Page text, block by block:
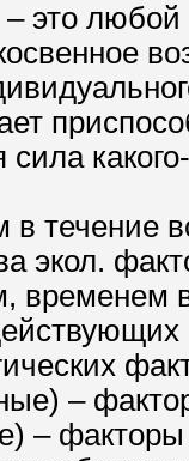
– это
течение
экол.
временем
–
–